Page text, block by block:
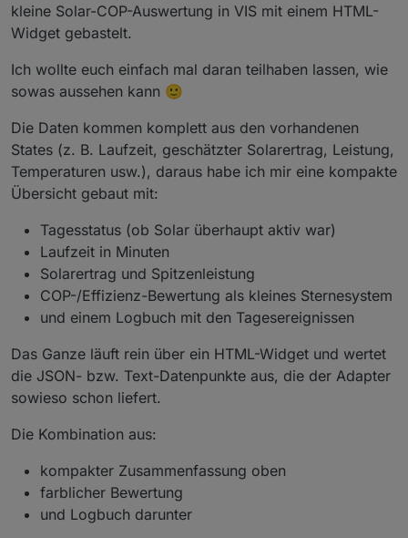
kleine Solar-COP-Auswertung in VIS mit einem HTML-
Widget gebastelt.
Ich wollte euch einfach mal daran teilhaben lassen, wie
sowas aussehen kann 🙂
Die Daten kommen komplett aus den vorhandenen
States (z. B. Laufzeit, geschätzter Solarertrag, Leistung,
Temperaturen usw.), daraus habe ich mir eine kompakte
Übersicht gebaut mit:
Tagesstatus (ob Solar überhaupt aktiv war)
Laufzeit in Minuten
Solarertrag und Spitzenleistung
COP-/Effizienz-Bewertung als kleines Sternesystem
und einem Logbuch mit den Tagesereignissen
Das Ganze läuft rein über ein HTML-Widget und wertet
die JSON- bzw. Text-Datenpunkte aus, die der Adapter
sowieso schon liefert.
Die Kombination aus:
kompakter Zusammenfassung oben
farblicher Bewertung
und Logbuch darunter